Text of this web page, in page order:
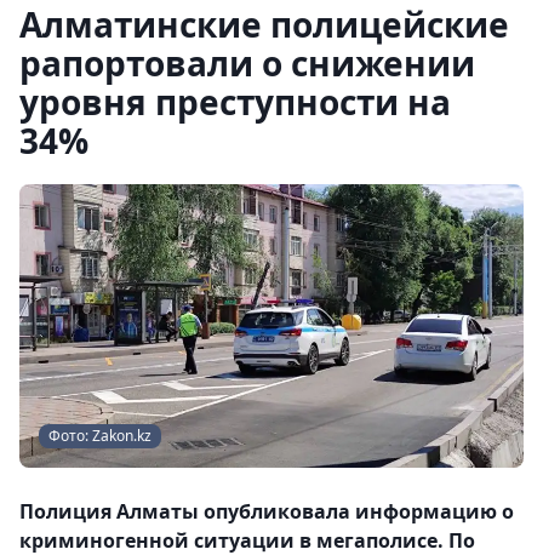
Алматинские полицейские
рапортовали о снижении
уровня преступности на
34%
Фото: Zakon.kz
Полиция Алматы опубликовала информацию о
криминогенной ситуации в мегаполисе. По